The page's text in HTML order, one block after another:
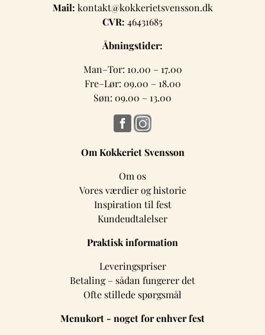
Mail: kontakt@kokkerietsvensson.dk
CVR: 46431685
Åbningstider:
Man–Tor: 10.00 – 17.00
Fre–Lør: 09.00 – 18.00
Søn: 09.00 – 13.00
Om Kokkeriet Svensson
Om os
Vores værdier og historie
Inspiration til fest
Kundeudtalelser
Praktisk information
Leveringspriser
Betaling – sådan fungerer det
Ofte stillede spørgsmål
Menukort - noget for enhver fest